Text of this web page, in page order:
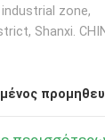
zone,
Shanxi.